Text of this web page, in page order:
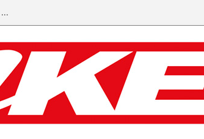
Yamaha og BMW